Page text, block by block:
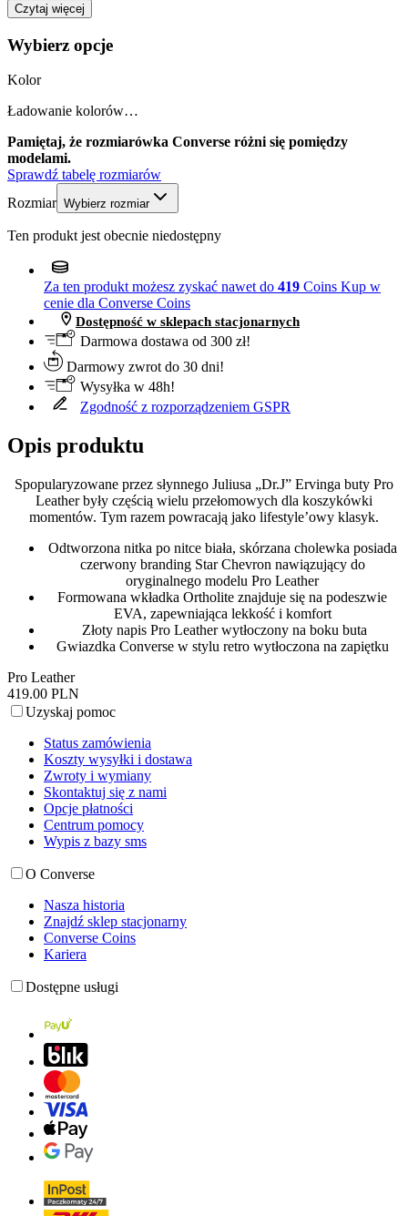
Czytaj więcej
Wybierz opcje
Kolor
Ładowanie kolorów…
Pamiętaj, że rozmiarówka Converse różni się pomiędzy
modelami.
Sprawdź tabelę rozmiarów
Rozmiar Wybierz rozmiar
Ten produkt jest obecnie niedostępny
Za ten produkt możesz zyskać nawet do 419 Coins Kup w
cenie dla Converse Coins
Dostępność w sklepach stacjonarnych
Darmowa dostawa od 300 zł!
Darmowy zwrot do 30 dni!
Wysyłka w 48h!
Zgodność z rozporządzeniem GSPR
Opis produktu
Spopularyzowane przez słynnego Juliusa „Dr.J” Ervinga buty Pro
Leather były częścią wielu przełomowych dla koszykówki
momentów. Tym razem powracają jako lifestyle’owy klasyk.
Odtworzona nitka po nitce biała, skórzana cholewka posiada
czerwony branding Star Chevron nawiązujący do
oryginalnego modelu Pro Leather
Formowana wkładka Ortholite znajduje się na podeszwie
EVA, zapewniająca lekkość i komfort
Złoty napis Pro Leather wytłoczony na boku buta
Gwiazdka Converse w stylu retro wytłoczona na zapiętku
Pro Leather
419.00 PLN
Uzyskaj pomoc
Status zamówienia
Koszty wysyłki i dostawa
Zwroty i wymiany
Skontaktuj się z nami
Opcje płatności
Centrum pomocy
Wypis z bazy sms
O Converse
Nasza historia
Znajdź sklep stacjonarny
Converse Coins
Kariera
Dostępne usługi